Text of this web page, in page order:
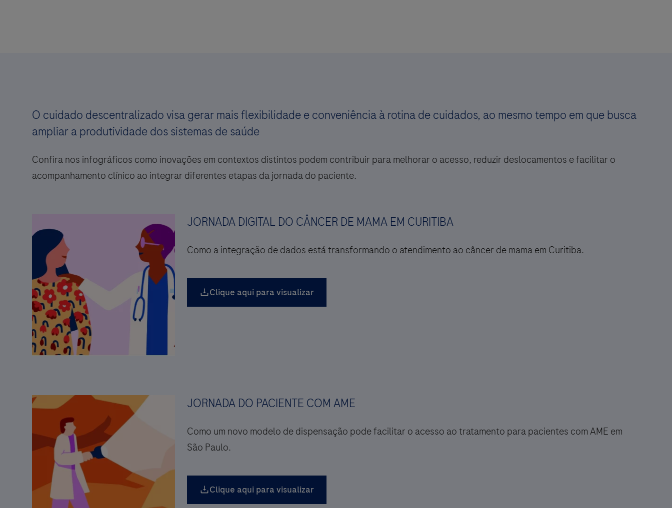
O cuidado descentralizado visa gerar mais flexibilidade e conveniência à rotina de cuidados, ao mesmo tempo em que busca
ampliar a produtividade dos sistemas de saúde
Confira nos infográficos como inovações em contextos distintos podem contribuir para melhorar o acesso, reduzir deslocamentos e facilitar o
acompanhamento clínico ao integrar diferentes etapas da jornada do paciente.
JORNADA DIGITAL DO CÂNCER DE MAMA EM CURITIBA
Como a integração de dados está transformando o atendimento ao câncer de mama em Curitiba.
Clique aqui para visualizar
JORNADA DO PACIENTE COM AME
Como um novo modelo de dispensação pode facilitar o acesso ao tratamento para pacientes com AME em
São Paulo.
Clique aqui para visualizar